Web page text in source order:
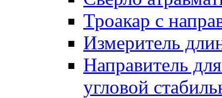
Троакар с
Измеритель
Направитель
угловой